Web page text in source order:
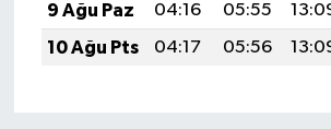
9 Ağu Paz
04:16 05:55
10 Ağu Pts
04:17 05:56